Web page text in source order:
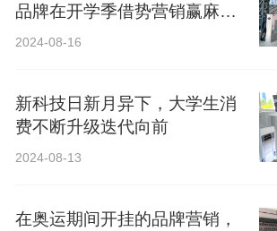
品牌在开学季借势营销赢麻
了！
2024-08-16
新科技日新月异下，大学生消
费不断升级迭代向前
2024-08-13
在奥运期间开挂的品牌营销，